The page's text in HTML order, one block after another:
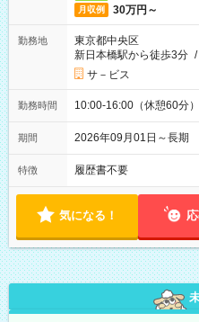
月収例 30万円～
勤務地
東京都中央区
新日本橋駅から徒歩3分 /
サ－ビス
勤務時間 10:00-16:00（休憩60分
期間 2026年09月01日～長
特徴 履歴書不要
気になる！